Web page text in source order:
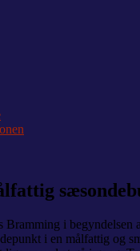
Tvis Holstebro
i begyndelsen
i en målfattig og